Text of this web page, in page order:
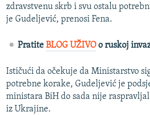
zdravstvenu skrb i svu ostalu
je Gudeljević, prenosi Fena.
Pratite BLOG UŽIVOo ruskoj
Ističući da očekuje da Ministarstvo
potrebne korake, Gudeljević je
ministara BiH do sada nije
iz Ukrajine.